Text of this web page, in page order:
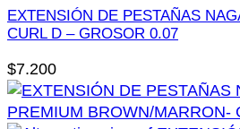
múltiples
variantes.
opciones
se
pueden
EXTENSIÓN DE PESTAÑAS
CURL D – GROSOR 0.07
$7.200